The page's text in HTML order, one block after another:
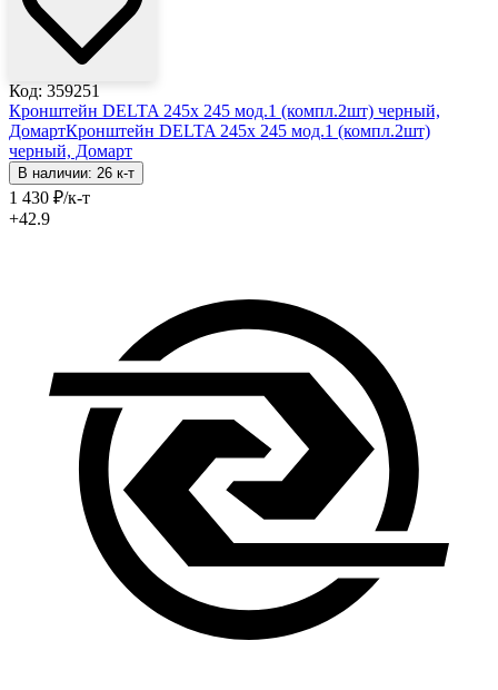
Код: 359251
Кронштейн DELTA 245х 245 мод.1 (компл.2шт) черный,
ДомартКронштейн DELTA 245х 245 мод.1 (компл.2шт)
черный, Домарт
В наличии: 26 к-т
1 430 ₽/к-т
+42.9